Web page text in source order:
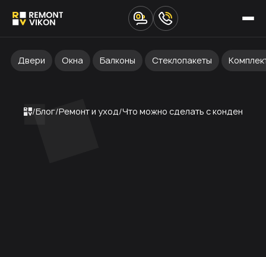
Двери Окна Балконы Стеклопакеты
Блог Ремонт и уход Что можно сделать с